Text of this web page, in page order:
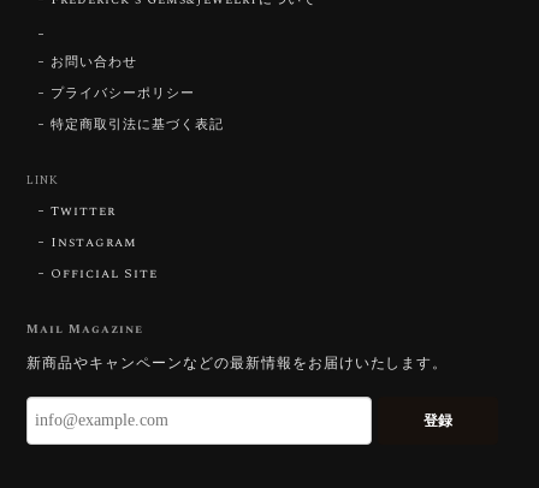
ずっと待ち望んでいたカットを運よく購入できて嬉し
る不思議なカットだと感じました。強い煌めきだけで
はないスフェーンの新たな一面を知ることができて感
「ウルウルとギラギラを一度に」——まさ
で、そう感じていただけたことがなにより
です。Star Rose Cut™ は中心から外へ広
がる構成で、スフェーン特有の強い分散を
やわらかく受け止めるようにしています。
お問い合わせ
プライバシーポリシー
特定商取引法に基づく表記
LINK
Twitter
Instagram
Official Site
Mail Magazine
新商品やキャンペーンなどの最新情報をお届けいたします。
登録